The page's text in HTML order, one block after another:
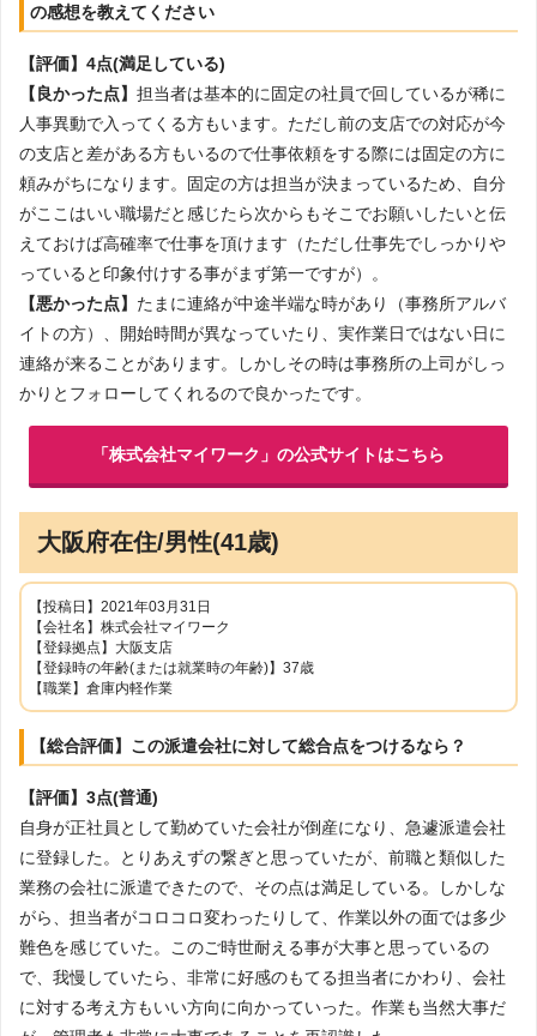
の感想を教えてください
【評価】4点(満足している)
【良かった点】 担当者は基本的に固定の社員で回しているが稀に
人事異動で入ってくる方もいます。ただし前の支店での対応が今
の支店と差がある方もいるので仕事依頼をする際には固定の方に
頼みがちになります。固定の方は担当が決まっているため、自分
がここはいい職場だと感じたら次からもそこでお願いしたいと伝
えておけば高確率で仕事を頂けます（ただし仕事先でしっかりや
っていると印象付けする事がまず第一ですが）。
【悪かった点】 たまに連絡が中途半端な時があり（事務所アルバ
イトの方）、開始時間が異なっていたり、実作業日ではない日に
連絡が来ることがあります。しかしその時は事務所の上司がしっ
かりとフォローしてくれるので良かったです。
「株式会社マイワーク」の公式サイトはこちら
大阪府在住/男性(41歳)
【投稿日】2021年03月31日
【会社名】株式会社マイワーク
【登録拠点】大阪支店
【登録時の年齢(または就業時の年齢)】37歳
【職業】倉庫内軽作業
【総合評価】この派遣会社に対して総合点をつけるなら？
【評価】3点(普通)
自身が正社員として勤めていた会社が倒産になり、急遽派遣会社
に登録した。とりあえずの繋ぎと思っていたが、前職と類似した
業務の会社に派遣できたので、その点は満足している。しかしな
がら、担当者がコロコロ変わったりして、作業以外の面では多少
難色を感じていた。このご時世耐える事が大事と思っているの
で、我慢していたら、非常に好感のもてる担当者にかわり、会社
に対する考え方もいい方向に向かっていった。作業も当然大事だ